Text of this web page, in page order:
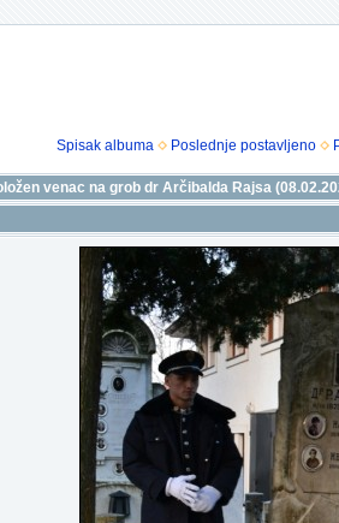
Spisak albuma Poslednje postavljeno
venac na grob dr Arčibalda Rajsa